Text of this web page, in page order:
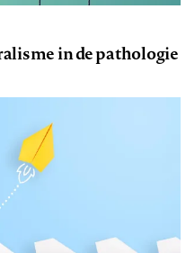
in de pathologie